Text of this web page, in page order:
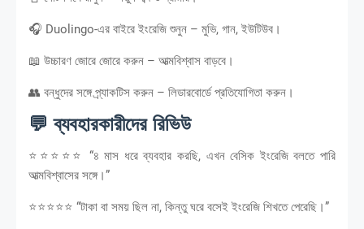
🎧 Duolingo-এর বাইরে ইংরেজি শুনুন – মুভি, গান, ইউটিউব।
📖 উচ্চারণ জোরে জোরে করুন – আত্মবিশ্বাস বাড়বে।
👥 বন্ধুদের সঙ্গে প্র্যাকটিস করুন – লিডারবোর্ডে প্রতিযোগিতা করুন।
💬 ব্যবহারকারীদের রিভিউ
⭐⭐⭐⭐⭐ “৪ মাস ধরে ব্যবহার করছি, এখন বেসিক ইংরেজি বলতে পারি
আত্মবিশ্বাসের সঙ্গে।”
⭐⭐⭐⭐⭐ “টাকা বা সময় ছিল না, কিন্তু ঘরে বসেই ইংরেজি শিখতে পেরেছি।”